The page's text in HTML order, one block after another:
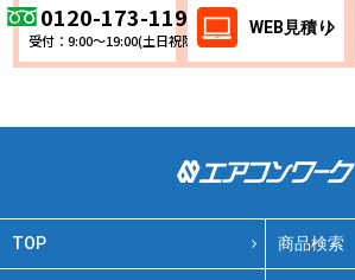
0120-173-119
受付：9:00～19:00(土日祝除く)
WEB 見積り
TOP 商品検索